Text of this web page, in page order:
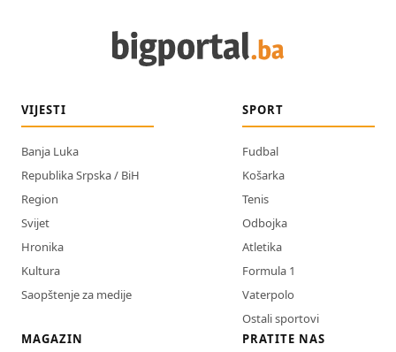
VIJESTI
Banja Luka
Republika Srpska / BiH
Region
Svijet
Hronika
Kultura
Saopštenje za medije
SPORT
Fudbal
Košarka
Tenis
Odbojka
Atletika
Formula 1
Vaterpolo
Ostali sportovi
MAGAZIN
PRATITE NAS